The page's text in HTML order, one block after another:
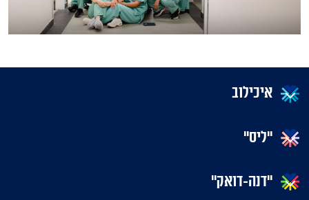
איכילוב
"ליס"
"דנה-דואק"